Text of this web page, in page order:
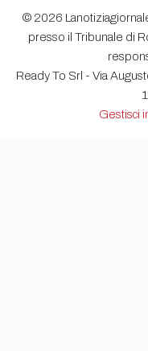
© 2026
presso il Tribunale di
Ready To Srl - Via
Gestisci